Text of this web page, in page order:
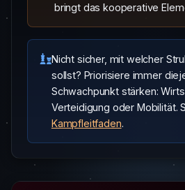
bringt das kooperative
Nicht sicher, mit welcher
sollst? Priorisiere immer
Schwachpunkt stärken:
Verteidigung oder Mobilität.
Kampfleitfaden.